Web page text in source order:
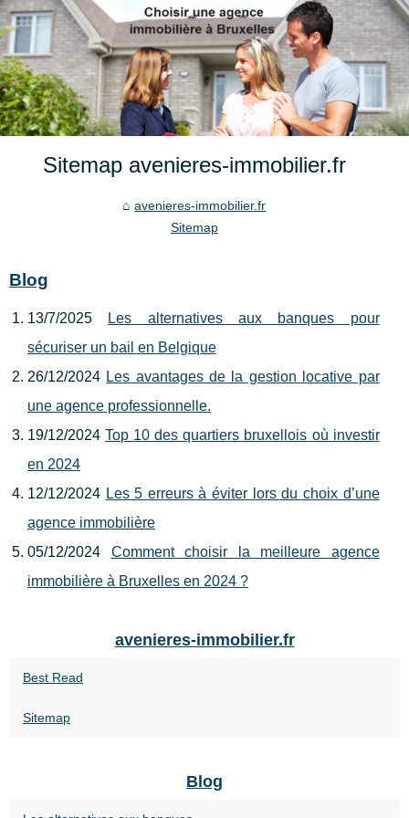
Sitemap avenieres-immobilier.fr
avenieres-immobilier.fr
Sitemap
Blog
13/7/2025
Les alternatives aux banques pour
sécuriser un bail en Belgique
26/12/2024 Les avantages de la gestion locative par
une agence professionnelle.
19/12/2024Top 10 des quartiers bruxellois où investir
en 2024
12/12/2024 Les 5 erreurs à éviter lors du choix d’une
agence immobilière
05/12/2024 Comment choisir la meilleure agence
immobilière à Bruxelles en 2024 ?
avenieres-immobilier.fr
Best Read
Sitemap
Blog